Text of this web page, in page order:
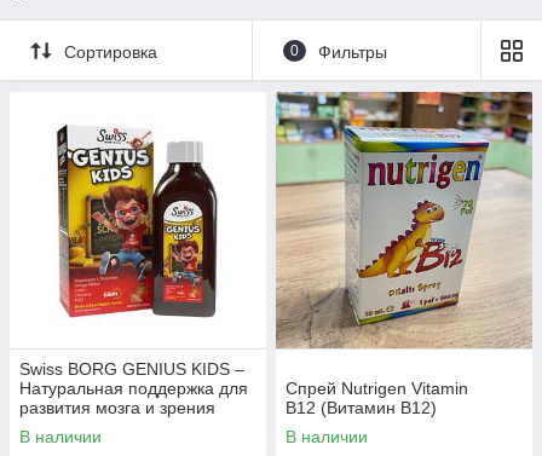
Сортировка 0 Фильтры
Swiss BORG GENIUS KIDS –
Натуральная поддержка для
развития мозга и зрения
ребёнка
В наличии
Cпрей Nutrigen Vitamin
B12 (Витамин B12)
В наличии